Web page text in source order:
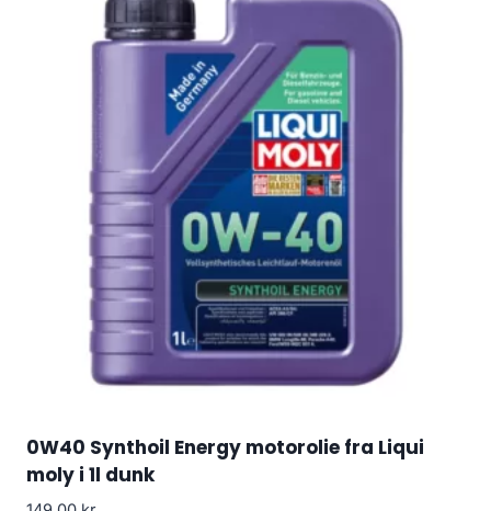
0W40 Synthoil Energy motorolie fra Liqui
moly i 1l dunk